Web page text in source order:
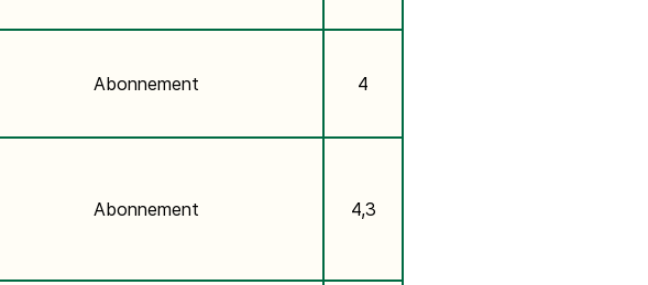
Abonnement 4
Abonnement 4,3